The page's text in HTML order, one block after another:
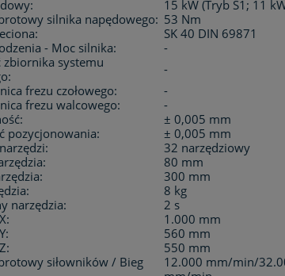
15 kW (Tryb S1; 11
silnika napędowego: 53 Nm
SK 40 DIN 69871
- Moc silnika:
-
zbiornika systemu
-
frezu czołowego:
-
frezu walcowego:
-
± 0,005 mm
pozycjonowania:
± 0,005 mm
32 narzędziowy
80 mm
300 mm
8 kg
narzędzia:
2 s
1.000 mm
560 mm
550 mm
siłowników / Bieg
12.000 mm/min/